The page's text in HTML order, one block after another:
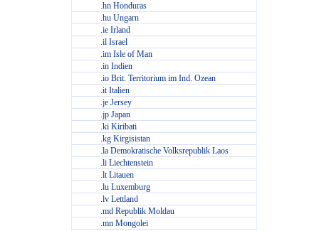
.hn Honduras
.hu Ungarn
.ie Irland
.il Israel
.im Isle of Man
.in Indien
.io Brit. Territorium im Ind. Ozean
.it Italien
.je Jersey
.jp Japan
.ki Kiribati
.kg Kirgisistan
.la Demokratische Volksrepublik Laos
.li Liechtenstein
.lt Litauen
.lu Luxemburg
.lv Lettland
.md Republik Moldau
.mn Mongolei